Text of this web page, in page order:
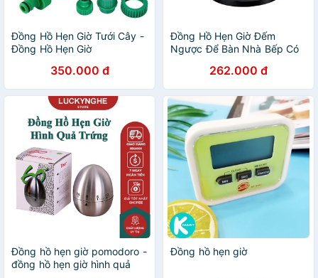
Đồng Hồ Hẹn Giờ Tưới Cây -
Đồng Hồ Hẹn Giờ
350.000 đ
Đồng Hồ Hẹn Giờ Đếm
Ngược Để Bàn Nhà Bếp Có
Rotation Countdown Timer
Pro - TopLink
262.000 đ
Đồng hồ hẹn giờ pomodoro -
đồng hồ hẹn giờ hình quả
Đồng hồ hẹn giờ